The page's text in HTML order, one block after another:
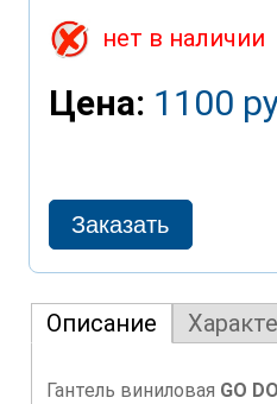
нет в наличии
Цена: 1100
Описание
Гантель виниловая GO DO